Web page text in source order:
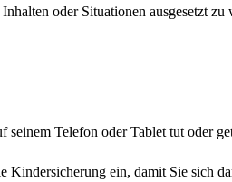
oder Situationen ausgesetzt zu
Telefon oder Tablet tut oder
ein, damit Sie sich